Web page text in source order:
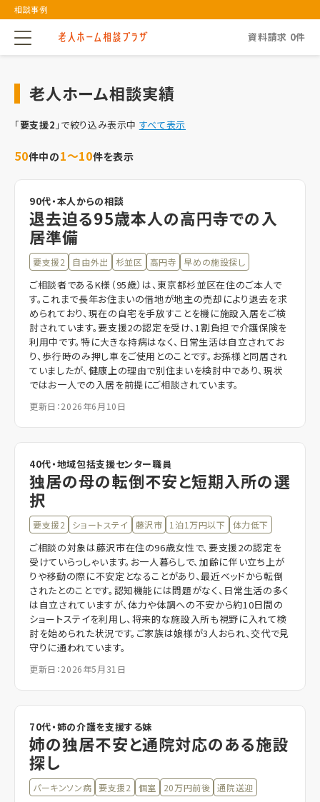
相談事例
資料請求 0件
老人ホーム相談実績
「要支援2 」で絞り込み表示中 すべて表示
50件中の1～10件を表示
90代・本人からの相談
退去迫る95歳本人の高円寺での入
居準備
要支援2 自由外出 杉並区 高円寺 早めの施設探し
ご相談者であるK様（95歳）は、東京都杉並区在住のご本人で
す。これまで長年お住まいの借地が地主の売却により退去を求
められており、現在の自宅を手放すことを機に施設入居をご検
討されています。要支援2の認定を受け、1割負担で介護保険を
利用中です。特に大きな持病はなく、日常生活は自立されてお
り、歩行時のみ押し車をご使用とのことです。お孫様と同居され
ていましたが、健康上の理由で別住まいを検討中であり、現状
ではお一人での入居を前提にご相談されています。
更新日：2026年6月10日
40代・地域包括支援センター職員
独居の母の転倒不安と短期入所の選
択
要支援2 ショートステイ 藤沢市 1泊1万円以下 体力低下
ご相談の対象は藤沢市在住の96歳女性で、要支援2の認定を
受けていらっしゃいます。お一人暮らしで、加齢に伴い立ち上が
りや移動の際に不安定となることがあり、最近ベッドから転倒
されたとのことです。認知機能には問題がなく、日常生活の多く
は自立されていますが、体力や体調への不安から約10日間の
ショートステイを利用し、将来的な施設入所も視野に入れて検
討を始められた状況です。ご家族は娘様が3人おられ、交代で見
守りに通われています。
更新日：2026年5月31日
70代・姉の介護を支援する妹
姉の独居不安と通院対応のある施設
探し
パーキンソン病 要支援2 個室 20万円前後 通院送迎